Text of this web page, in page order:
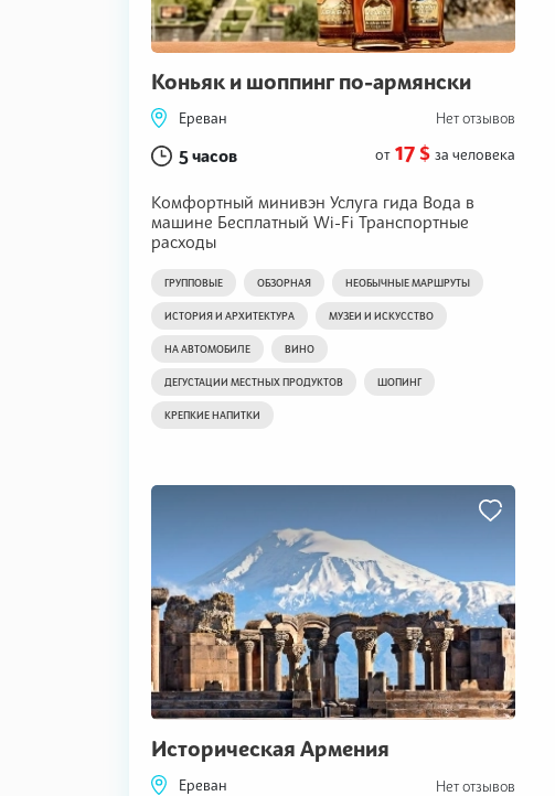
Коньяк и шоппинг по-армянски
Ереван Нет отзывов
5 часов от 17 $ за человека
Комфортный минивэн Услуга гида Вода в
машине Бесплатный Wi-Fi Транспортные
расходы
ГРУППОВЫЕ ОБЗОРНАЯ НЕОБЫЧНЫЕ МАРШРУТЫ
ИСТОРИЯ И АРХИТЕКТУРА МУЗЕИ И ИСКУССТВО
НА АВТОМОБИЛЕ ВИНО
ДЕГУСТАЦИИ МЕСТНЫХ ПРОДУКТОВ ШОПИНГ
КРЕПКИЕ НАПИТКИ
Историческая Армения
Ереван Нет отзывов